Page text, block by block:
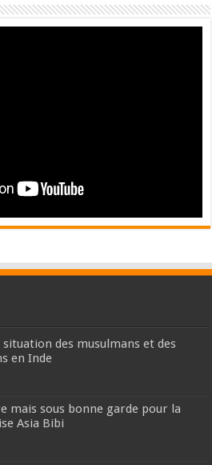
situation des musulmans et des
en Inde
mais sous bonne garde pour la
Asia Bibi